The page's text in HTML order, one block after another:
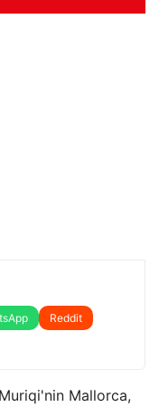
Reddit
Mallorca,